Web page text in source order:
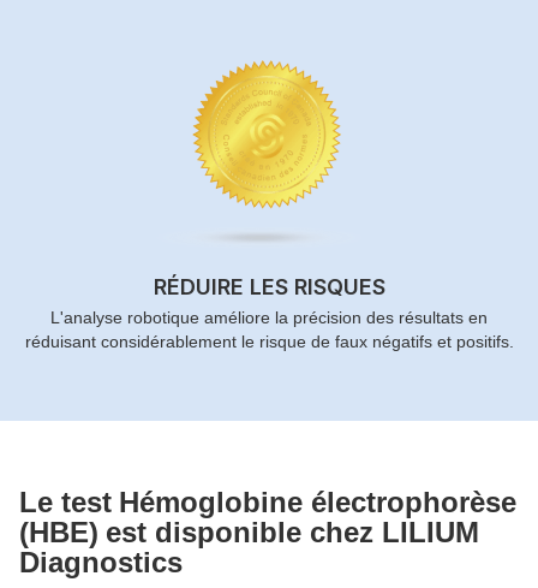
RÉDUIRE LES RISQUES
L'analyse robotique améliore la précision des résultats en
réduisant considérablement le risque de faux négatifs et positifs.
Le test Hémoglobine électrophorèse
(HBE) est disponible chez LILIUM
Diagnostics